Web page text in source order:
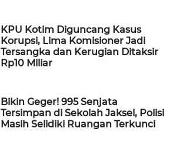
KPU Kotim Diguncang Kasus
Korupsi, Lima Komisioner Jadi
Tersangka dan Kerugian Ditaksir
Rp10 Miliar
Bikin Geger! 995 Senjata
Tersimpan di Sekolah Jaksel, Polisi
Masih Selidiki Ruangan Terkunci